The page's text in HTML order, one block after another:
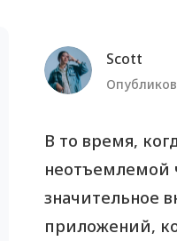
Scott
В то время,
неотъемлемой
значительное
приложений,